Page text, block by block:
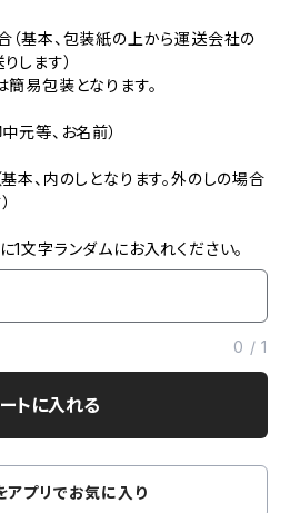
（基本、包装紙の上から運送会社の
します）
易包装となります。
元等、お名前）
本、内のしとなります。外のしの場合
文字ランダムにお入れください。
0 /1
トに入れる
アプリでお気に入り